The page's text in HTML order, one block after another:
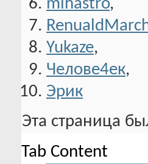
mihastro,
Yukaze,
Челове4ек,
Эрик
Эта страница
Tab Content